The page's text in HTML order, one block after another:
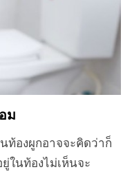
ม
ท้องผูกอาจจะคิดว่าก็
ในท้องไม่เห็นจะ